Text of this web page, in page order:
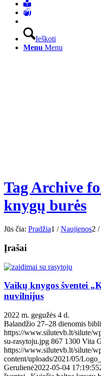
Ieškoti
Menu Menu
Tag Archive
knygų burės
Jūs čia: Pradžia1 / Naujienos2 /
Įrašai
Vaikų knygos šventei
nuvilnijus
2022 m. gegužės 4 d.
Balandžio 27–28 dienomis
https://www.silutevb.lt/silute/
su-rasytoju.jpg 867 1300 Vita
https://www.silutevb.lt/silute/
content/uploads/2021/05/
Gerulienė2022-05-04 17:19:55